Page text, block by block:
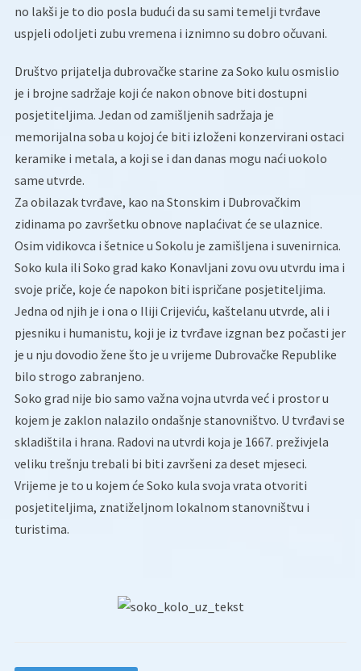
no lakši je to dio posla budući da su sami temelji tvrđave
uspjeli odoljeti zubu vremena i iznimno su dobro očuvani.
Društvo prijatelja dubrovačke starine za Soko kulu osmislio
je i brojne sadržaje koji će nakon obnove biti dostupni
posjetiteljima. Jedan od zamišljenih sadržaja je
memorijalna soba u kojoj će biti izloženi konzervirani ostaci
keramike i metala, a koji se i dan danas mogu naći uokolo
same utvrde.
Za obilazak tvrđave, kao na Stonskim i Dubrovačkim
zidinama po završetku obnove naplaćivat će se ulaznice.
Osim vidikovca i šetnice u Sokolu je zamišljena i suvenirnica.
Soko kula ili Soko grad kako Konavljani zovu ovu utvrdu ima i
svoje priče, koje će napokon biti ispričane posjetiteljima.
Jedna od njih je i ona o Iliji Crijeviću, kaštelanu utvrde, ali i
pjesniku i humanistu, koji je iz tvrđave izgnan bez počasti jer
je u nju dovodio žene što je u vrijeme Dubrovačke Republike
bilo strogo zabranjeno.
Soko grad nije bio samo važna vojna utvrda već i prostor u
kojem je zaklon nalazilo ondašnje stanovništvo. U tvrđavi se
skladištila i hrana. Radovi na utvrdi koja je 1667. preživjela
veliku trešnju trebali bi biti završeni za deset mjeseci.
Vrijeme je to u kojem će Soko kula svoja vrata otvoriti
posjetiteljima, znatiželjnom lokalnom stanovništvu i
turistima.